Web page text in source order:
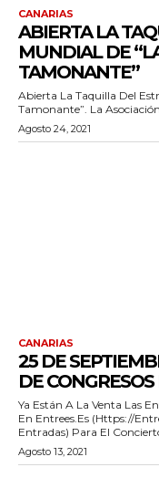
CANARIAS
ABIERTA LA
MUNDIAL DE
TAMONANTE”
Abierta La Taquilla Del
Tamonante”. La
Agosto 24, 2021
CANARIAS
25 DE
DE
Ya Están A La Venta Las
En Entrees.es (https://
Entradas) Para El
Agosto 13, 2021